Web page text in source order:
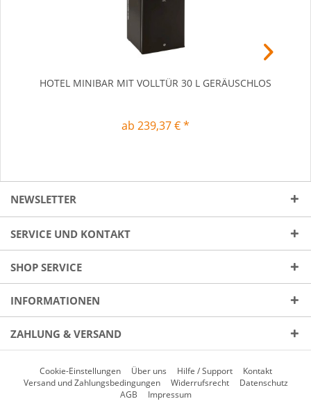
HOTEL MINIBAR MIT VOLLTÜR 30 L GERÄUSCHLOS
ab 239,37 € *
NEWSLETTER
SERVICE UND KONTAKT
SHOP SERVICE
INFORMATIONEN
ZAHLUNG & VERSAND
Cookie-Einstellungen Über uns Hilfe / Support
Kontakt
Versand und Zahlungsbedingungen
Widerrufsrecht
Datenschutz
AGB
Impressum